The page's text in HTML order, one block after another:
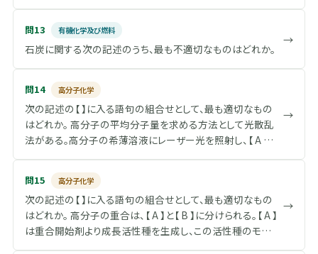
このため引火の危険性が少なく、取り扱いが容易である。
問13 有機化学及び燃料
石炭に関する次の記述のうち、最も不適切なものはどれか。
→
問14 高分子化学
次の記述の【 】に入る語句の組合せとして、最も適切なもの
はどれか。 高分子の平均分子量を求める方法として光散乱
法がある。高分子の希薄溶液にレーザー光を照射し、【 A 】と
いわれる散乱光強度比の角度依存性及び濃度依存性を測
定し、これを分母に濃度を分子とした関数の濃度0への外挿
値の傾きから【 B 】を、角度0への外挿値の傾きから【 C 】を、
両者の切片から【 D 】が導かれる。高分子の希薄溶液から散
乱光を生じるのは、高分子の溶媒分子に対する【 E 】が寄与
している。
→
問15 高分子化学
次の記述の【 】に入る語句の組合せとして、最も適切なもの
はどれか。 高分子の重合は、【 A 】と【 B 】に分けられる。【 A 】
は重合開始剤より成長活性種を生成し、この活性種のモノ
マーに対する連鎖的な攻撃により進行し、ビニルモノマーの
→